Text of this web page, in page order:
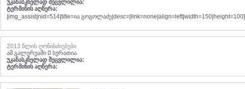
უკანასკნელად შეცვლილია:
ტერმინის აღწერა:
[img_assist|nid=514|title=ია გოგოლაძე|desc=|link=none|align=left|width=150|height=100]
2013 წლის ღონისძიებები
ამ გალერეაში 0 სურათია
უკანასკნელად შეცვლილია:
ტერმინის აღწერა: